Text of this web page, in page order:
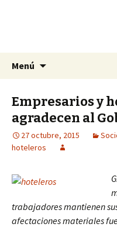
La Yunta de
La nueva opción
Menú
Empresarios y
agradecen al
27 octubre, 2015
hoteleros
trabajadores mantienen
afectaciones materiales